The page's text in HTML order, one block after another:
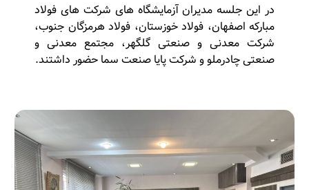
در این جلسه مدیران آزمایشگاه های شرکت های فولاد
مبارکه اصفهان، فولاد خوزستان، فولاد هرمزگان جنوب،
شرکت معدنی و صنعتی گلگهر، مجتمع معدنی و
صنعتی چادرملو و شرکت پایا صنعت سما حضور داشتند.